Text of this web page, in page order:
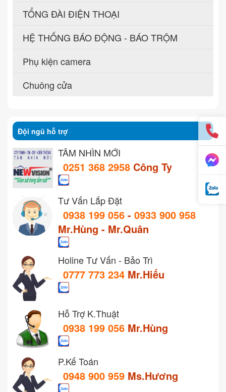
TỔNG ĐÀI ĐIỆN THOẠI
HỆ THỐNG BÁO ĐỘNG - BÁO TRỘM
Phụ kiện camera
Chuông cửa
Đội ngũ hỗ trợ
TẦM NHÌN MỚI
0251 368 2958 Công Ty
Tư Vấn Lắp Đặt
0938 199 056 - 0933 900 958
Mr.Hùng - Mr.Quân
Holine Tư Vấn - Bảo Trì
0777 773 234 Mr.Hiếu
Hỗ Trợ K.Thuật
0938 199 056 Mr.Hùng
P.Kế Toán
0948 900 959 Ms.Hương